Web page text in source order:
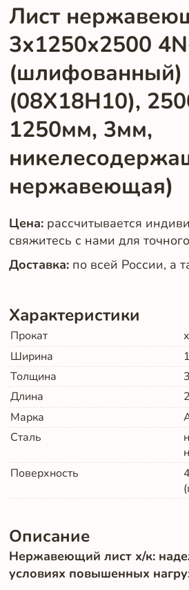
Лист
3х1250х2500
(шлифованный)
(08Х18Н10),
1250мм, 3мм,
нержавеющая)
Цена: рассчитывается
свяжитесь с нами для
Доставка: по всей России, а
Характеристики
Прокат
Ширина
Толщина
3
Длина
Марка
Сталь
Поверхность
Описание
Нержавеющий лист х/к:
условиях повышенных